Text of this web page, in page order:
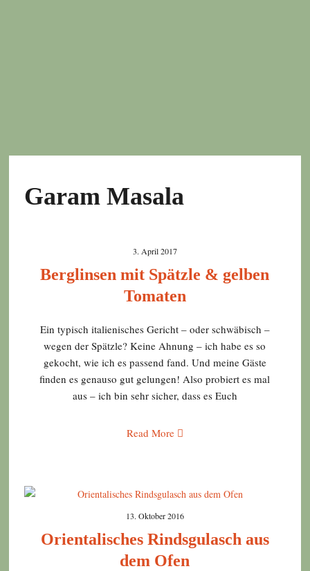
Garam Masala
3. April 2017
Berglinsen mit Spätzle & gelben
Tomaten
Ein typisch italienisches Gericht – oder schwäbisch –
wegen der Spätzle? Keine Ahnung – ich habe es so
gekocht, wie ich es passend fand. Und meine Gäste
finden es genauso gut gelungen! Also probiert es mal
aus – ich bin sehr sicher, dass es Euch
Read More
13. Oktober 2016
Orientalisches Rindsgulasch aus
dem Ofen